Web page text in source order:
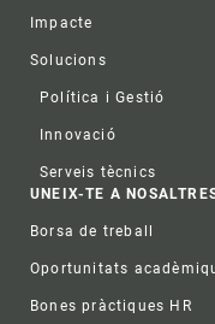
Impacte
Solucions
Política i Gestió
Innovació
Serveis tècnics
UNEIX-TE A
Borsa de treball
Oportunitats
Bones pràctiques HR